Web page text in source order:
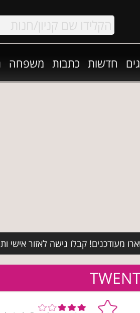
חדשות כתבות משפחה
מעודכנים! קבלו גישה לאזור אישי